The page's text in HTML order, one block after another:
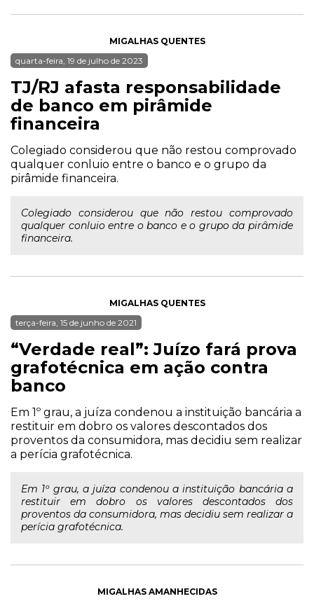
MIGALHAS QUENTES
quarta-feira, 19 de julho de 2023
TJ/RJ afasta responsabilidade
de banco em pirâmide
financeira
Colegiado considerou que não restou comprovado
qualquer conluio entre o banco e o grupo da
pirâmide financeira.
Colegiado considerou que não restou comprovado
qualquer conluio entre o banco e o grupo da pirâmide
financeira.
MIGALHAS QUENTES
terça-feira, 15 de junho de 2021
“Verdade real”: Juízo fará prova
grafotécnica em ação contra
banco
Em 1º grau, a juíza condenou a instituição bancária a
restituir em dobro os valores descontados dos
proventos da consumidora, mas decidiu sem realizar
a perícia grafotécnica.
Em 1º grau, a juíza condenou a instituição bancária a
restituir em dobro os valores descontados dos
proventos da consumidora, mas decidiu sem realizar a
perícia grafotécnica.
MIGALHAS AMANHECIDAS